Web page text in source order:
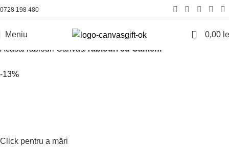
0728 198 480
Meniu 0 0,00
Acasă Tablouri Canvas Tablouri cu Oameni
-13%
Click pentru a mări